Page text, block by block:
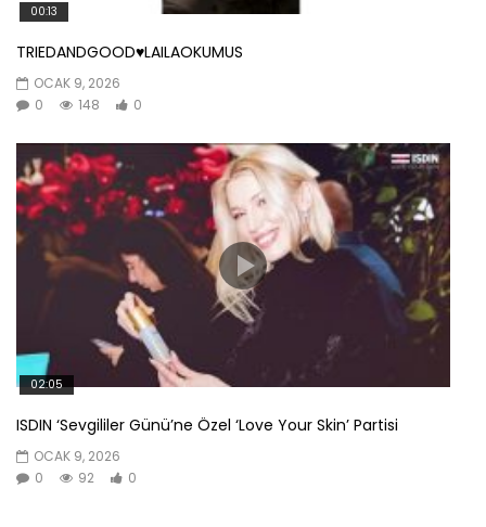
00:13
TRIEDANDGOOD♥️LAILAOKUMUS
OCAK 9, 2026
0
148 0
02:05
ISDIN ‘Sevgililer Günü’ne Özel ‘Love Your Skin’ Partisi
OCAK 9, 2026
0
92 0